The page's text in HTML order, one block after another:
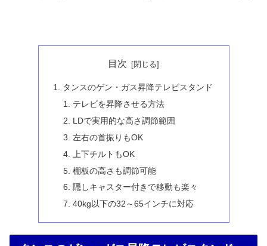
目次
タンスのゲン・ガス昇降テレビスタンド
テレビを昇降させる方法
LDで実用的な高さ調節範囲
左右の首振りもOK
上下チルトもOK
棚板の高さも調節可能
隠しキャスター付きで移動も楽々
40kg以下の32～65インチに対応